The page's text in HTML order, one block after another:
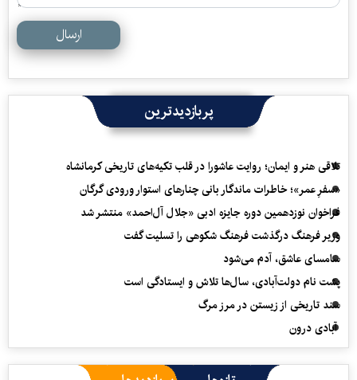
ارسال
پربازدیدترین
تلاقی هنر و ایمان؛ روایت عاشورا در قلب تکیه‌های تاریخی کرمانشاه
«سفرِ عمر»؛ خاطرات ماندگار بانی چنارهای استوار ورودی گرگان
فراخوان نوزدهمین دوره جایزه ادبی «جلال آل‌احمد» منتشر شد
وزیر فرهنگ درگذشت فرهنگ شکوهی را تسلیت گفت
سامسای عاشق، آدم می‌شود
پشت نام دولت‌آبادی، سال‌ها تلاش و ایستادگی است
سند تاریخی از زیستن در مرز مرگ
آبادی درون